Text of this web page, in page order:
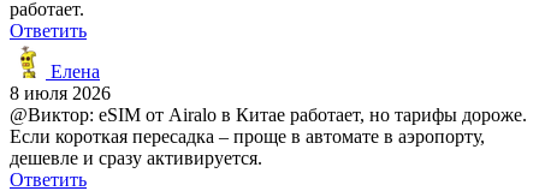
работает.
Ответить
Елена
8 июля 2026
@Виктор: eSIM от Airalo в Китае работает, но тарифы дороже.
Если короткая пересадка – проще в автомате в аэропорту,
дешевле и сразу активируется.
Ответить